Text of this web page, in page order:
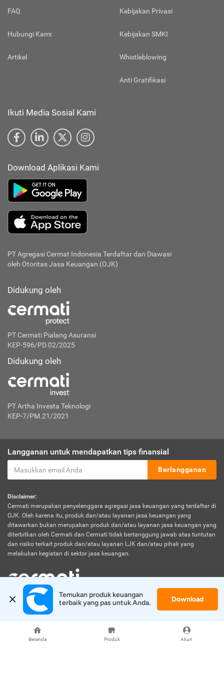
Beranda Produk Akun
FAQ
Hubungi Kami
Artikel
Kebijakan Privasi
Kebijakan SMKI
Whistleblowing
Anti Gratifikasi
Ikuti Media Sosial Kami
Download Aplikasi Kami
PT Agregasi Cermat Indonesia Terdaftar dan Diawasi
oleh Otoritas Jasa Keuangan (OJK)
Didukung oleh
PT Cermati Pialang Asuransi
KEP-596/PD.02/2025
Didukung oleh
PT Artha Investa Teknologi
KEP-7/PM.21/2021
Langganan untuk mendapatkan tips finansial
Berlangganan
Disclaimer:
Cermati merupakan penyelenggara agregasi jasa keuangan yang terdaftar di
OJK. Oleh karena itu, produk dan/atau layanan jasa keuangan yang
ditawarkan bukan merupakan produk dan/atau layanan jasa keuangan yang
diterbitkan oleh Cermati dan Cermati tidak bertanggung jawab atas tuntutan
dan risiko terkait produk dan/atau layanan LJK dan/atau pihak yang
melakukan kegiatan di sektor jasa keuangan.
© 2026 Cermati. All Rights Reserved.
Temukan produk keuangan
terbaik yang pas untuk Anda.
Download